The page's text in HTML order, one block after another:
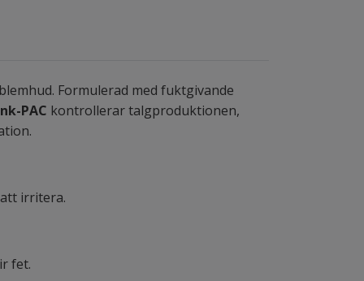
Formulerad med fuktgivande
PAC kontrollerar talgproduktionen,
irritera.
fet.